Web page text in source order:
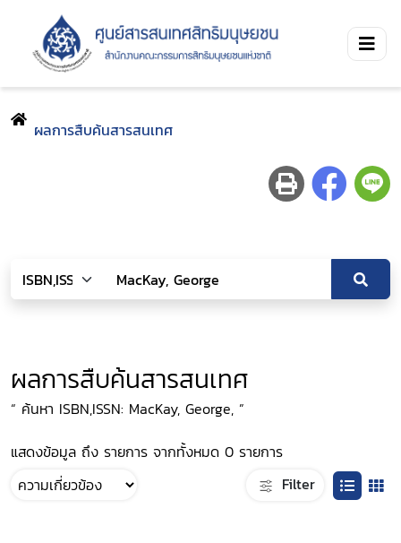
ผลการสืบค้นสารสนเทศ
ผลการสืบค้นสารสนเทศ
“ ค้นหา ISBN,ISSN: MacKay, George, ”
แสดงข้อมูล ถึง รายการ จากทั้งหมด 0 รายการ
Filter